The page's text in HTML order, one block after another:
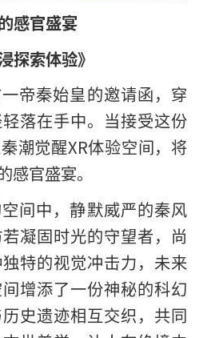
感官盛宴
探索体验》
帝秦始皇的邀请函，穿
落在手中。当接受这份
潮觉醒XR体验空间，将
感官盛宴。
间中，静默威严的秦风
凝固时光的守望者，尚
特的视觉冲击力，未来
增添了一份神秘的科幻
史遗迹相互交织，共同